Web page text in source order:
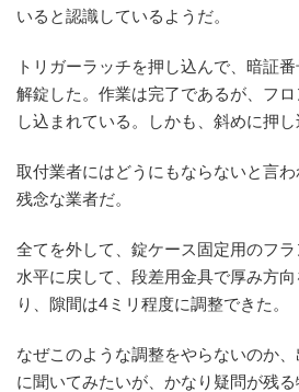
いると認識しているようだ。
トリガーラッチを押し込んで、暗証
解錠した。作業は完了であるが、フ
し込まれている。しかも、斜めに押し
取付業者にはどうにもならないと言
残念な業者だ。
全てを外して、錠ケース固定用のフ
水平に戻して、段差用金具で厚み方
り、隙間は4ミリ程度に調整できた。
なぜこのような調整をやらないのか
に聞いてみたいが、かなり疑問が残る